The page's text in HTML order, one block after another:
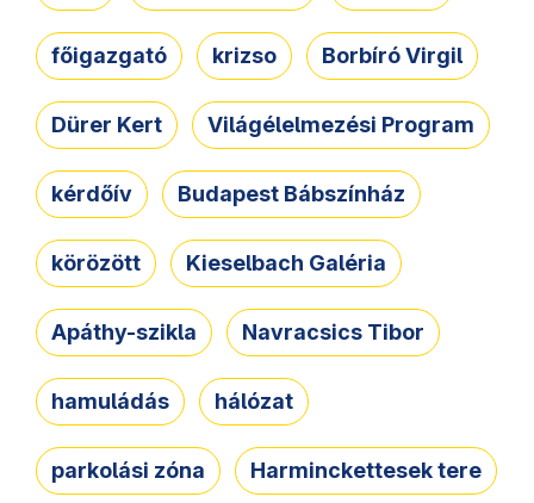
főigazgató krizso Borbíró Virgil
Dürer Kert Világélelmezési Program
kérdőív Budapest Bábszínház
körözött Kieselbach Galéria
Apáthy-szikla Navracsics Tibor
hamuládás hálózat
parkolási zóna Harminckettesek tere